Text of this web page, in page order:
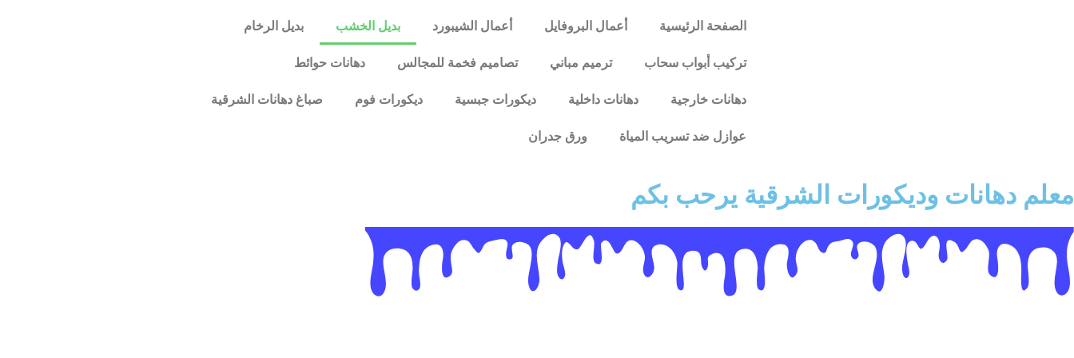
الصفحة الرئيسية أعمال البروفايل أعمال الشيبورد بديل الخشب بديل الرخام
تركيب أبواب سحاب ترميم مباني تصاميم فخمة للمجالس دهانات حوائط
دهانات خارجية دهانات داخلية ديكورات جبسية ديكورات فوم صباغ دهانات الشرقية
عوازل ضد تسريب المياة ورق جدران
معلم دهانات وديكورات الشرقية يرحب بكم